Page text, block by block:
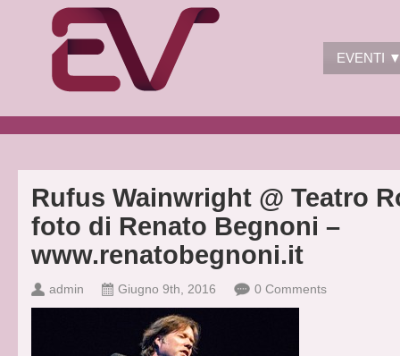
EVENTI
Rufus Wainwright @ Teatro
foto di Renato Begnoni –
www.renatobegnoni.it
admin Giugno 9th, 2016 0 Comments